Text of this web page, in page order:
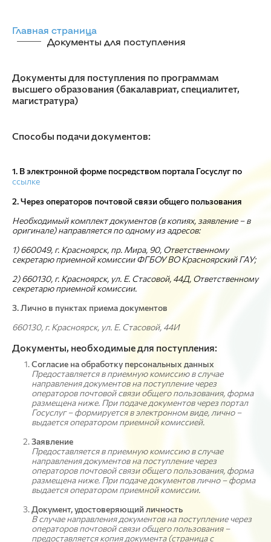
Главная страница
Документы для поступления
Документы для поступления по программам
высшего образования (бакалавриат, специалитет,
магистратура)
Способы подачи документов:
1. В электронной форме посредством портала Госуслуг по
ссылке
2. Через операторов почтовой связи общего пользования
Необходимый комплект документов (в копиях, заявление – в
оригинале) направляется по одному из адресов:
1) 660049, г. Красноярск, пр. Мира, 90, Ответственному
секретарю приемной комиссии ФГБОУ ВО Красноярский ГАУ;
2) 660130, г. Красноярск, ул. Е. Стасовой, 44Д, Ответственному
секретарю приемной комиссии.
3. Лично в пунктах приема документов
660130, г. Красноярск, ул. Е. Стасовой, 44И
Документы, необходимые для поступления:
Согласие на обработку персональных данных
Предоставляется в приемную комиссию в случае
направления документов на поступление через
операторов почтовой связи общего пользования, форма
размещена ниже. При подаче документов через портал
Госуслуг – формируется в электронном виде, лично –
выдается оператором приемной комиссией.
Заявление
Предоставляется в приемную комиссию в случае
направления документов на поступление через
операторов почтовой связи общего пользования, форма
размещена ниже. При подаче документов лично – форма
выдается оператором приемной комиссии.
Документ, удостоверяющий личность
В случае направления документов на поступление через
операторов почтовой связи общего пользования –
предоставляется копия документа (страница с